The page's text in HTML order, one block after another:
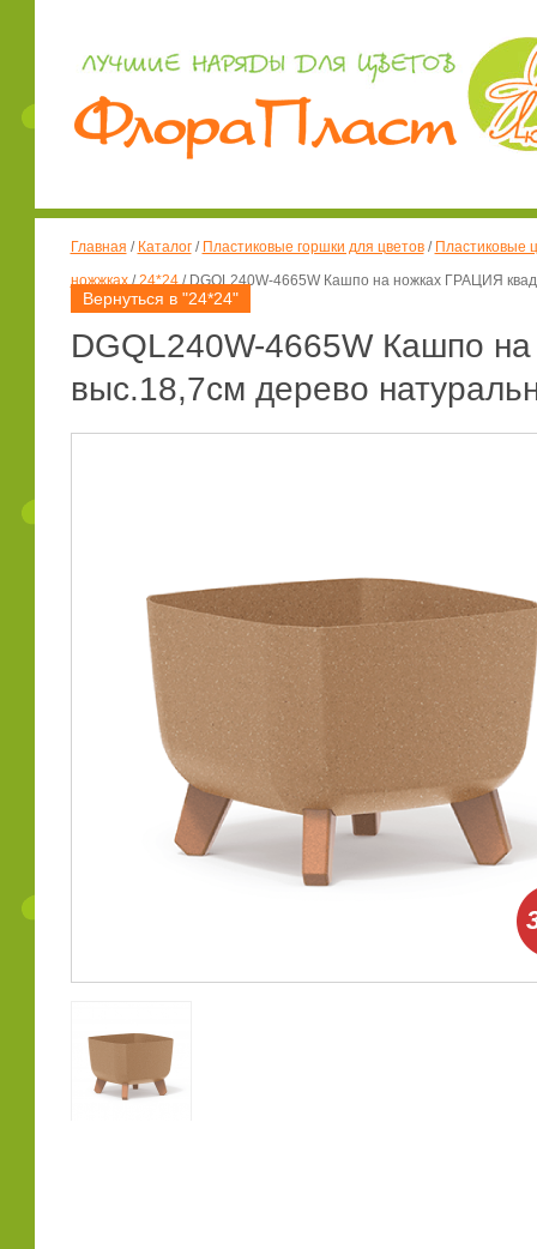
Главная / Каталог/ Пластиковые горшки для цветов/ Пластиковые
ножжках/24*24/DGQL240W-4665W Кашпо на ножках ГРАЦИЯ
Вернуться в "24*24"
DGQL240W-4665W Кашпо
выс.18,7см дерево